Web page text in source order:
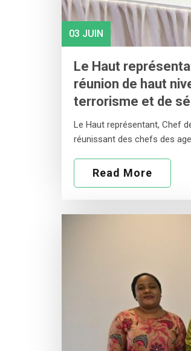
03 JUIN
Le Haut
réunion de haut
terrorisme et de
Le Haut représentant, Chef
réunissant des chefs des
Read More